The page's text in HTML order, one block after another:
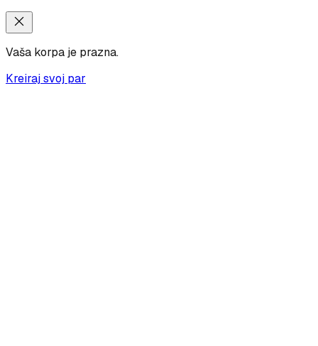
Vaša korpa je prazna.
Kreiraj svoj par